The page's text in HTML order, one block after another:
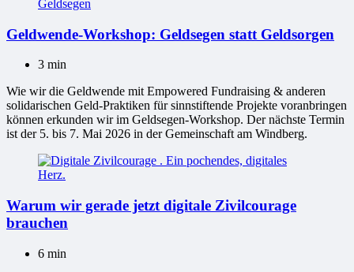
Geldwende-Workshop: Geldsegen statt Geldsorgen
3 min
Wie wir die Geldwende mit Empowered Fundraising & anderen
solidarischen Geld-Praktiken für sinnstiftende Projekte voranbringen
können erkunden wir im Geldsegen-Workshop. Der nächste Termin
ist der 5. bis 7. Mai 2026 in der Gemeinschaft am Windberg.
Warum wir gerade jetzt digitale Zivilcourage
brauchen
6 min